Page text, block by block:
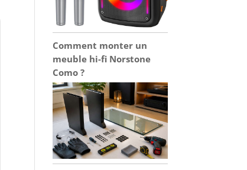
Comment monter un
meuble hi-fi Norstone
Como ?